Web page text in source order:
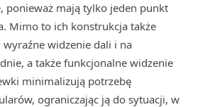
ponieważ mają tylko jeden punkt
Mimo to ich konstrukcja także
widzenie dali i na
a także funkcjonalne widzenie
minimalizują potrzebę
ograniczając ją do sytuacji, w